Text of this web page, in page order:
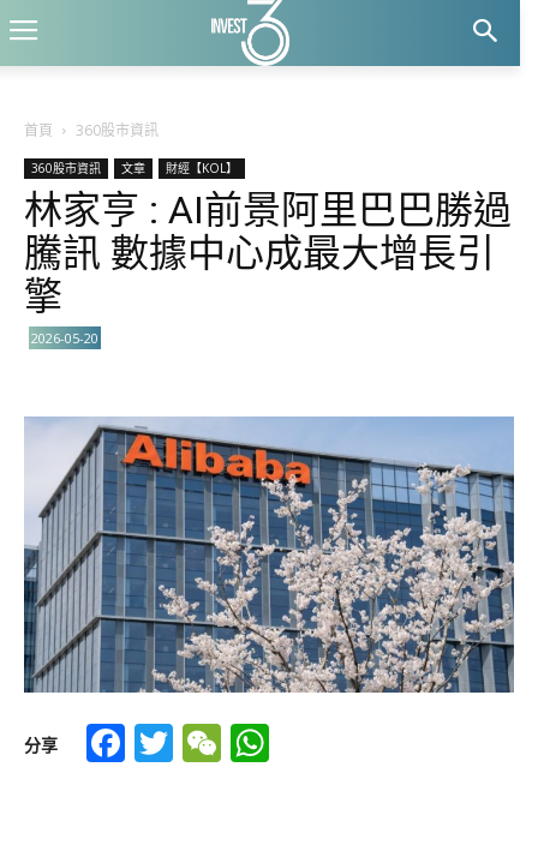
首頁 360股市資訊
360股市資訊 文章 財經【KOL】
林家亨 : AI前景阿里巴巴勝過
騰訊 數據中心成最大增長引
擎
2026-05-20
分享 Facebook
TwitterWeChat